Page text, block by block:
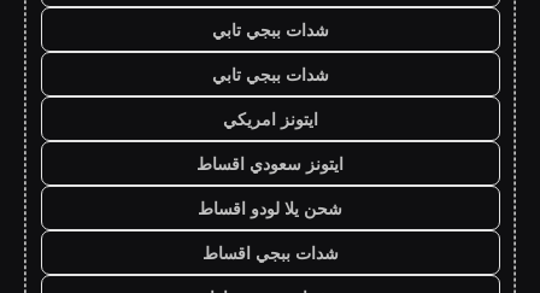
شدات ببجي تابي
شدات ببجي تابي
ايتونز امريكي
ايتونز سعودي اقساط
شحن يلا لودو اقساط
شدات ببجي اقساط